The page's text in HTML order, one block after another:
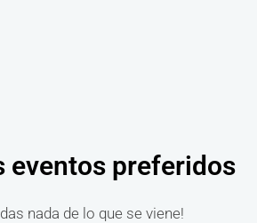
eventos preferidos
nada de lo que se viene!